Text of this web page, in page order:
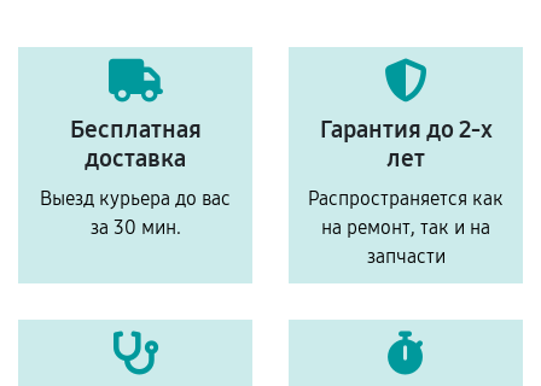
Бесплатная
доставка
Выезд курьера до вас
за 30 мин.
Гарантия до 2-х
лет
Распространяется как
на ремонт, так и на
запчасти